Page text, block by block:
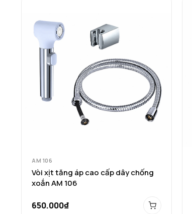
AM 106
Vòi xịt tăng áp cao cấp dây chống
xoắn AM 106
650.000₫